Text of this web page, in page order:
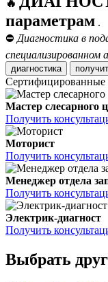
🔥
параметрам .
⛔ Диагностика в
специализированном
диагностика
Сертифицированные
Мастер слесарного
Получить
Моторист
Получить
Менеджер отдела
Получить
Электрик-диагност
Получить
Выбрать